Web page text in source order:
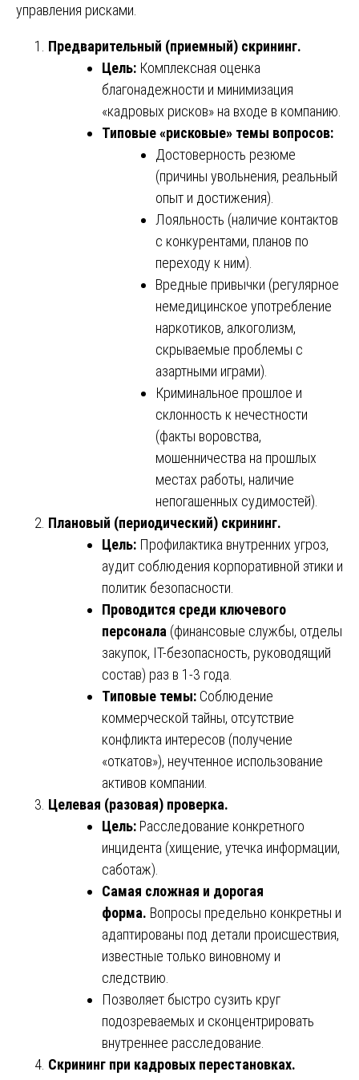
управления рисками.
Предварительный (приемный) скрининг.
Цель: Комплексная оценка
благонадежности и минимизация
«кадровых рисков» на входе в компанию.
Типовые «рисковые» темы вопросов:
Достоверность резюме
(причины увольнения, реальный
опыт и достижения).
Лояльность (наличие контактов
с конкурентами, планов по
переходу к ним).
Вредные привычки (регулярное
немедицинское употребление
наркотиков, алкоголизм,
скрываемые проблемы с
азартными играми).
Криминальное прошлое и
склонность к нечестности
(факты воровства,
мошенничества на прошлых
местах работы, наличие
непогашенных судимостей).
Плановый (периодический) скрининг.
Цель: Профилактика внутренних угроз,
аудит соблюдения корпоративной этики и
политик безопасности.
Проводится среди ключевого
персонала (финансовые службы, отделы
закупок, IT-безопасность, руководящий
состав) раз в 1-3 года.
Типовые темы: Соблюдение
коммерческой тайны, отсутствие
конфликта интересов (получение
«откатов»), неучтенное использование
активов компании.
Целевая (разовая) проверка.
Цель: Расследование конкретного
инцидента (хищение, утечка информации,
саботаж).
Самая сложная и дорогая
форма. Вопросы предельно конкретны и
адаптированы под детали происшествия,
известные только виновному и
следствию.
Позволяет быстро сузить круг
подозреваемых и сконцентрировать
внутреннее расследование.
Скрининг при кадровых перестановках.